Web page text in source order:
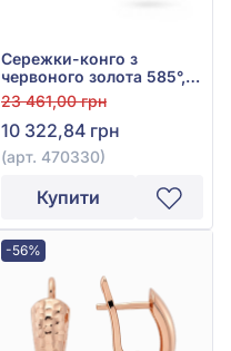
Сережки-конго з
червоного золота 585°,
арт. 470330
23 461,00 грн
10 322,84 грн
(арт. 470330)
Купити
-56%